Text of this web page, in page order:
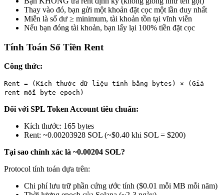
Thay vào đó, bạn gửi một khoản đặt cọc một lần duy nhất
Miễn là số dư ≥ minimum, tài khoản tồn tại vĩnh viễn
Nếu bạn đóng tài khoản, bạn lấy lại 100% tiền đặt cọc
Tính Toán Số Tiền Rent
Công thức:
Rent = (Kích thước dữ liệu tính bằng bytes) × (Giá
rent mỗi byte-epoch)
Đối với SPL Token Account tiêu chuẩn:
Kích thước: 165 bytes
Rent: ~0.00203928 SOL (~$0.40 khi SOL = $200)
Tại sao chính xác là ~0.00204 SOL?
Protocol tính toán dựa trên:
Chi phí lưu trữ phần cứng ước tính ($0.01 mỗi MB mỗi năm)